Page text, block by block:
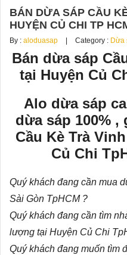
BÁN DỪA SÁP CẦU
HUYỆN CỦ CHI TP
By : aloduasap Category : Dừa
Bán dừa sáp
tại Huyện Củ
Alo dừa sáp
dừa sáp 100% ,
Cầu Kè Trà
Củ Chi
Quý khách đang cần mua
Sài Gòn TpHCM ?
Quý khách đang cần tìm
lượng tại Huyện Củ Chi
Quý khách đang muốn tìm